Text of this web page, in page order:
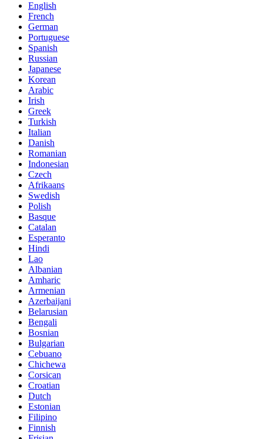
English
French
German
Portuguese
Spanish
Russian
Japanese
Korean
Arabic
Irish
Greek
Turkish
Italian
Danish
Romanian
Indonesian
Czech
Afrikaans
Swedish
Polish
Basque
Catalan
Esperanto
Hindi
Lao
Albanian
Amharic
Armenian
Azerbaijani
Belarusian
Bengali
Bosnian
Bulgarian
Cebuano
Chichewa
Corsican
Croatian
Dutch
Estonian
Filipino
Finnish